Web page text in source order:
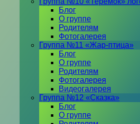
Блог
О группе
Родителям
Фотогалерея
Группа №11 «Жар-птица»
Блог
О группе
Родителям
Фотогалерея
Видеогалерея
Группа №12 «Сказка»
Блог
О группе